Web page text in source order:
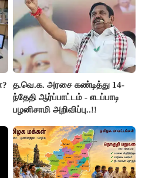
த.வெ.க. அரசை கண்டித்து 14-
ந்தேதி ஆர்ப்பாட்டம் - எடப்பாடி
பழனிசாமி அறிவிப்பு..!!